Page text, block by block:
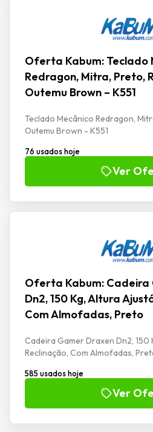
Oferta Kabum: Teclado
Redragon, Mitra, Preto,
Outemu Brown – K551
Teclado Mecânico Redragon,
Outemu Brown - K551
76 usados hoje
Ver
Oferta Kabum: Cadeira
Dn2, 150 Kg, Altura
Com Almofadas, Preto
Cadeira Gamer Draxen Dn2, 150
Reclinação, Com Almofadas,
585 usados hoje
Ver